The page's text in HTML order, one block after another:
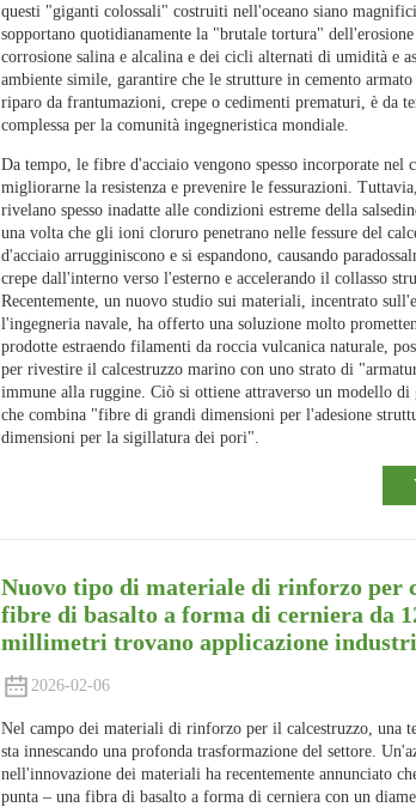
Soluzioni
Casi
questi "giganti colossali" costruiti nell'oceano siano
sopportano quotidianamente la "brutale tortura"
corrosione salina e alcalina e dei cicli alternati di umidità e
ambiente simile, garantire che le strutture in cemento
riparo da frantumazioni, crepe o cedimenti prematuri, è da
complessa per la comunità ingegneristica mondiale.
Da tempo, le fibre d'acciaio vengono spesso incorporate nel
migliorarne la resistenza e prevenire le fessurazioni.
rivelano spesso inadatte alle condizioni estreme della
una volta che gli ioni cloruro penetrano nelle fessure del
d'acciaio arrugginiscono e si espandono, causando
crepe dall'interno verso l'esterno e accelerando il collasso
Recentemente, un nuovo studio sui materiali, incentrato
l'ingegneria navale, ha offerto una soluzione molto
prodotte estraendo filamenti da roccia vulcanica naturale,
per rivestire il calcestruzzo marino con uno strato di
immune alla ruggine. Ciò si ottiene attraverso un modello di
che combina "fibre di grandi dimensioni per l'adesione
dimensioni per la sigillatura dei pori".
Nuovo tipo di materiale di rinforzo per
fibre di basalto a forma di cerniera da
millimetri trovano applicazione
2026-02-06
Nel campo dei materiali di rinforzo per il calcestruzzo, una
sta innescando una profonda trasformazione del settore.
nell'innovazione dei materiali ha recentemente annunciato
punta – una fibra di basalto a forma di cerniera con un